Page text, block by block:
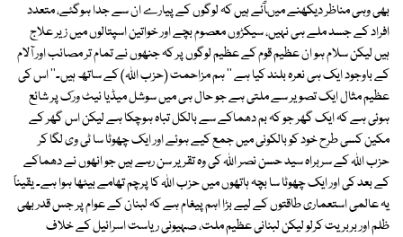
بھی وہی مناظر دیکھنے میںآٓئے ہیں کہ لوگوں کے پیارے ان سے جدا ہوگئے، متعدد
افراد کے جسد ملے ہی نہیں، سیکڑوں معصوم بچے اور خواتین اسپتالوں میں زیر علاج
ہیں لیکن سلام ہو ان عظیم قوم کے عظیم لوگوں پر کہ جنھوں نے تمام تر مصائب اور آلام
کے باوجود ایک ہی نعرہ بلند کیا ہے '' ہم مزاحمت (حزب اﷲ) کے ساتھ ہیں۔'' اس کی
عظیم مثال ایک تصویر سے ملتی ہے جو حال ہی میں سوشل میڈیا نیٹ ورک پر شائع
ہوئی ہے کہ ایک گھر جو کہ بم دھماکے سے بالکل تباہ ہوچکا ہے لیکن اس گھر کے
مکین کسی طرح خود کو بالکونی میں جمع کیے ہوئے اور ایک چھوٹا سا ٹی وی لگا کر
حزب اﷲ کے سربراہ سید حسن نصر اﷲ کی وہ تقریر سن رہے ہیں جو انھوں نے دھماکے
کے بعد کی اور ایک چھوٹا سا بچہ ہاتھوں میں حزب اﷲ کا پرچم تھامے بیٹھا ہوا ہے۔ یقیناً
یہ عالمی استعماری طاقتوں کے لیے بڑا اہم پیغام ہے کہ لبنان کے عوام پر جس قدر بھی
ظلم اور بربریت کرلو لیکن لبنانی عظیم ملت، صہیونی ریاست اسرائیل کے خلاف